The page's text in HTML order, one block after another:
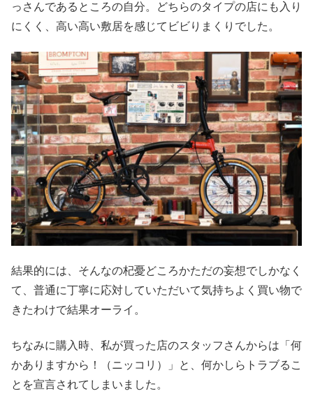
っさんであるところの自分。どちらのタイプの店にも入り
にくく、高い高い敷居を感じてビビりまくりでした。
結果的には、そんなの杞憂どころかただの妄想でしかなく
て、普通に丁寧に応対していただいて気持ちよく買い物で
きたわけで結果オーライ。
ちなみに購入時、私が買った店のスタッフさんからは「何
かありますから！（ニッコリ）」と、何かしらトラブるこ
とを宣言されてしまいました。